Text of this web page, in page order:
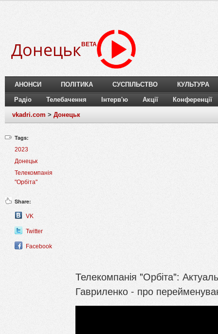
Донецьк BETA
АНОНСИ ПОЛІТИКА СУСПІЛЬСТВО КУЛЬТУРА
Радіо Телебачення Інтерв'ю Акції Конференції
vkadri.com > Донецьк
Tags:
2023
Донецьк
Телекомпанія
"Орбіта"
Share:
VK
Twitter
Facebook
Телекомпанія "Орбіта":
Гавриленко - про